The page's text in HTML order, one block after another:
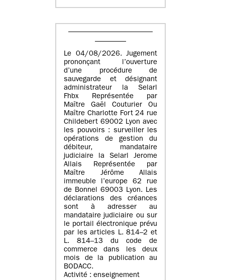
Le 04/08/2026. Jugement
prononçant l’ouverture
d’une procédure de
sauvegarde et désignant
administrateur la Selarl
Fhbx Représentée par
Maître Gaël Couturier Ou
Maître Charlotte Fort 24 rue
Childebert 69002 Lyon avec
les pouvoirs : surveiller les
opérations de gestion du
débiteur, mandataire
judiciaire la Selarl Jerome
Allais Représentée par
Maître Jérôme Allais
immeuble l’europe 62 rue
de Bonnel 69003 Lyon. Les
déclarations des créances
sont à adresser au
mandataire judiciaire ou sur
le portail électronique prévu
par les articles L. 814–2 et
L. 814–13 du code de
commerce dans les deux
mois de la publication au
BODACC.
Activité : enseignement